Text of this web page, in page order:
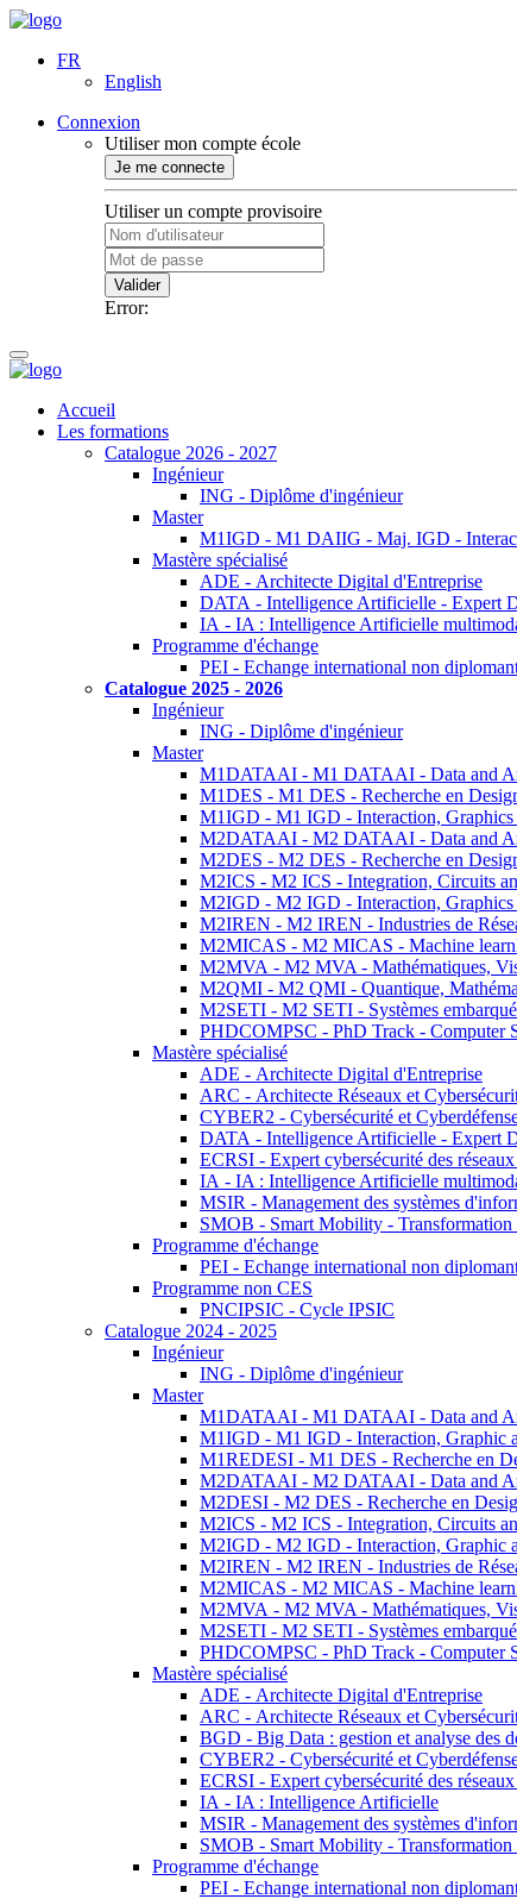
FR
English
Connexion
Utiliser mon compte école
Je me connecte
Utiliser un compte provisoire
Valider
Error:
Accueil
Les formations
Catalogue 2026 - 2027
Ingénieur
ING - Diplôme d'ingénieur
Master
M1IGD - M1 DAIIG - Maj. IGD -
Mastère spécialisé
ADE - Architecte Digital d'Entreprise
DATA - Intelligence Artificielle - Expert
IA - IA : Intelligence Artificielle
Programme d'échange
PEI - Echange international non
Catalogue 2025 - 2026
Ingénieur
ING - Diplôme d'ingénieur
Master
M1DATAAI - M1 DATAAI - Data and
M1DES - M1 DES - Recherche en
M1IGD - M1 IGD - Interaction, Graphics
M2DATAAI - M2 DATAAI - Data and
M2DES - M2 DES - Recherche en
M2ICS - M2 ICS - Integration, Circuits
M2IGD - M2 IGD - Interaction, Graphics
M2IREN - M2 IREN - Industries de
M2MICAS - M2 MICAS - Machine
M2MVA - M2 MVA - Mathématiques,
M2QMI - M2 QMI - Quantique,
M2SETI - M2 SETI - Systèmes
PHDCOMPSC - PhD Track - Computer
Mastère spécialisé
ADE - Architecte Digital d'Entreprise
ARC - Architecte Réseaux et
CYBER2 - Cybersécurité et
DATA - Intelligence Artificielle - Expert
ECRSI - Expert cybersécurité des
IA - IA : Intelligence Artificielle
MSIR - Management des systèmes
SMOB - Smart Mobility - Transformation
Programme d'échange
PEI - Echange international non
Programme non CES
PNCIPSIC - Cycle IPSIC
Catalogue 2024 - 2025
Ingénieur
ING - Diplôme d'ingénieur
Master
M1DATAAI - M1 DATAAI - Data and
M1IGD - M1 IGD - Interaction, Graphic
M1REDESI - M1 DES - Recherche en
M2DATAAI - M2 DATAAI - Data and
M2DESI - M2 DES - Recherche en
M2ICS - M2 ICS - Integration, Circuits
M2IGD - M2 IGD - Interaction, Graphic
M2IREN - M2 IREN - Industries de
M2MICAS - M2 MICAS - Machine
M2MVA - M2 MVA - Mathématiques,
M2SETI - M2 SETI - Systèmes
PHDCOMPSC - PhD Track - Computer
Mastère spécialisé
ADE - Architecte Digital d'Entreprise
ARC - Architecte Réseaux et
BGD - Big Data : gestion et analyse des
CYBER2 - Cybersécurité et
ECRSI - Expert cybersécurité des
IA - IA : Intelligence Artificielle
MSIR - Management des systèmes
SMOB - Smart Mobility - Transformation
Programme d'échange
PEI - Echange international non